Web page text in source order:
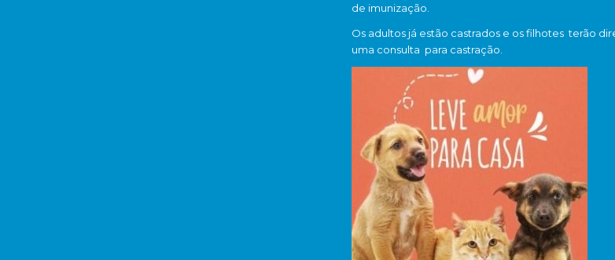
de imunização.
Os adultos já estão castrados e os filhotes terão
uma consulta para castração.